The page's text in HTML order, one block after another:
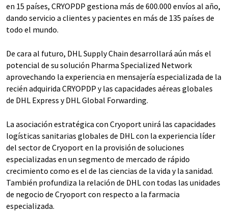
en 15 países, CRYOPDP gestiona más de 600.000 envíos al año,
dando servicio a clientes y pacientes en más de 135 países de
todo el mundo.
De cara al futuro, DHL Supply Chain desarrollará aún más el
potencial de su solución Pharma Specialized Network
aprovechando la experiencia en mensajería especializada de la
recién adquirida CRYOPDP y las capacidades aéreas globales
de DHL Express y DHL Global Forwarding.
La asociación estratégica con Cryoport unirá las capacidades
logísticas sanitarias globales de DHL con la experiencia líder
del sector de Cryoport en la provisión de soluciones
especializadas en un segmento de mercado de rápido
crecimiento como es el de las ciencias de la vida y la sanidad.
También profundiza la relación de DHL con todas las unidades
de negocio de Cryoport con respecto a la farmacia
especializada.